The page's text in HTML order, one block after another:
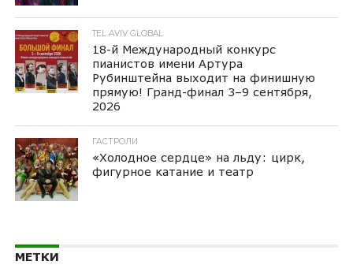
TEL AVIV GLOBAL
18-й Международный конкурс
пианистов имени Артура
Рубинштейна выходит на финишную
прямую! Гранд-финал 3–9 сентября,
2026
ГАСТРОЛИ
«Холодное сердце» на льду: цирк,
фигурное катание и театр
МЕТКИ